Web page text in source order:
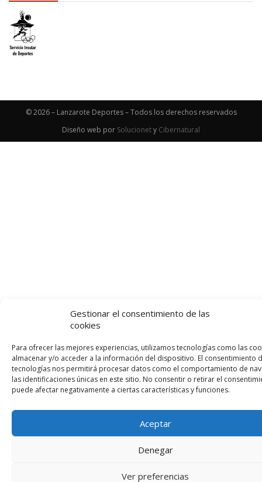
Gestionar el consentimiento de las
cookies
Para ofrecer las mejores experiencias, utilizamos tecnologías como las
almacenar y/o acceder a la información del dispositivo. El consentimiento
tecnologías nos permitirá procesar datos como el comportamiento de
las identificaciones únicas en este sitio. No consentir o retirar el
puede afectar negativamente a ciertas características y funciones.
Aceptar
Denegar
Ver preferencias
© 2026 – Lanzarote Deportes – Todos los derechos reservados
Diseño web por Solucionety Cibernatural